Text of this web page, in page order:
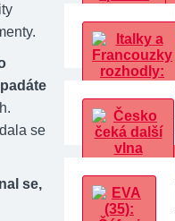
se
se,